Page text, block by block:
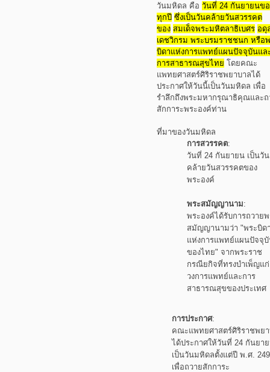
วันมหิดล คือ วันที่ 24 กันยายนข
ทุกปี ซึ่งเป็นวันคล้ายวันสวรรคต
ของ สมเด็จพระมหิตลาธิเบศร อดุ
เดชวิกรม พระบรมราชชนก หรือ
บิดาแห่งการแพทย์แผนปัจจุบันแล
การสาธารณสุขไทย โดยคณะ
แพทยศาสตร์ศิริราชพยาบาลได้
ประกาศให้วันนี้เป็นวันมหิดล เพื่อ
รำลึกถึงพระมหากรุณาธิคุณและถ
สักการะพระองค์ท่าน
ที่มาของวันมหิดล
การสวรรคต:
วันที่ 24 กันยายน เป็นวัน
คล้ายวันสวรรคตของ
พระองค์
พระสมัญญานาม:
พระองค์ได้รับการถวาย
สมัญญานามว่า "พระบิด
แห่งการแพทย์แผนปัจจุ
ของไทย" จากพระราช
กรณียกิจที่ทรงบำเพ็ญแก่
วงการแพทย์และการ
สาธารณสุขของประเทศ
การประกาศ:
คณะแพทยศาสตร์ศิริราชพย
ได้ประกาศให้วันที่ 24 กันยา
เป็นวันมหิดลตั้งแต่ปี พ.ศ.
เพื่อถวายสักการะ